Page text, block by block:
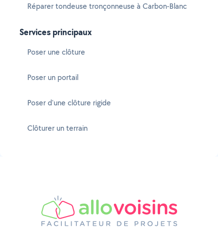
Réparer tondeuse tronçonneuse à Carbon-Blanc
Services principaux
Poser une clôture
Poser un portail
Poser d'une clôture rigide
Clôturer un terrain